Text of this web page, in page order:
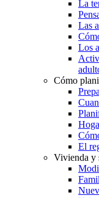
La
Las
Los
Cómo
El
Vivienda y